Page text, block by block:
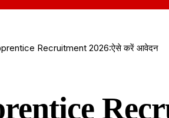
Recruitment 2026:ऐसे करें आवेदन